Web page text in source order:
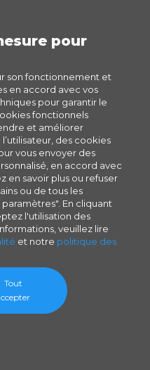
pour
son fonctionnement et
en accord avec vos
pour garantir le
fonctionnels
et améliorer
des cookies
vous envoyer des
en accord avec
en savoir plus ou refuser
ou de tous les
En cliquant
l'utilisation des
veuillez lire
et notre politique des
Tout